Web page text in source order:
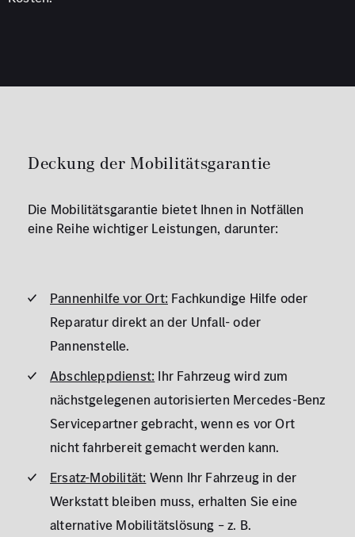
Deckung der Mobilitätsgarantie
Die Mobilitätsgarantie bietet Ihnen in Notfällen
eine Reihe wichtiger Leistungen, darunter:
Pannenhilfe vor Ort: Fachkundige Hilfe oder
Reparatur direkt an der Unfall- oder
Pannenstelle.
Abschleppdienst: Ihr Fahrzeug wird zum
nächstgelegenen autorisierten Mercedes-Benz
Servicepartner gebracht, wenn es vor Ort
nicht fahrbereit gemacht werden kann.
Ersatz-Mobilität: Wenn Ihr Fahrzeug in der
Werkstatt bleiben muss, erhalten Sie eine
alternative Mobilitätslösung – z. B.